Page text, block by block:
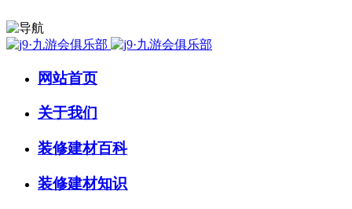
网站首页
关于我们
装修建材百科
装修建材知识